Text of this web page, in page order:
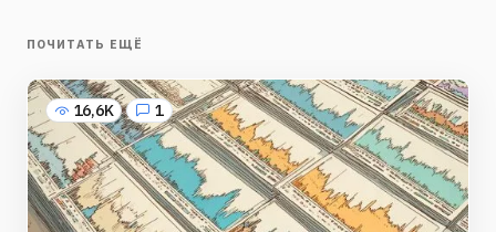
ПОЧИТАТЬ ЕЩЁ
16,6K 1